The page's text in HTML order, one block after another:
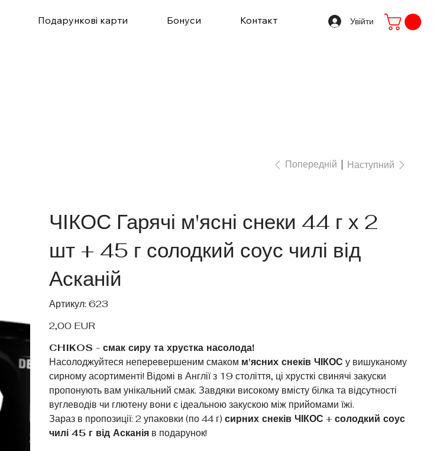
Увійти
Подарункові карти Бонуси Контакт
Попередній Наступний
ЧІКОС Гарячі м'ясні снеки 44 г х 2
шт + 45 г солодкий соус чилі від
Асканій
Артикул:
Артикул
623
623
Ціна
2,00 EUR
CHIKOS - смак сиру та хрустка насолода!
Насолоджуйтеся неперевершеним смаком м'ясних снеків ЧІКОС у вишуканому
сирному асортименті! Відомі в Англії з 19 століття, ці хрусткі свинячі закуски
пропонують вам унікальний смак. Завдяки високому вмісту білка та відсутності
вуглеводів чи глютену вони є ідеальною закускою між прийомами їжі.
Зараз в пропозиції: 2 упаковки (по 44 г)сирних снеків ЧІКОС + солодкий соус
чилі 45 г від Асканія в подарунок!